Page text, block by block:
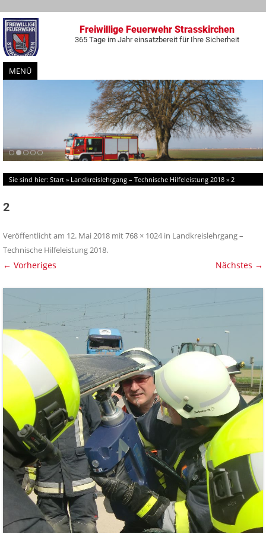
Freiwillige Feuerwehr Strasskirchen
365 Tage im Jahr einsatzbereit für Ihre Sicherheit
MENÜ
Zum
Inhalt
springen
Sie sind hier: Start » Landkreislehrgang – Technische Hilfeleistung 2018 » 2
2
Veröffentlicht am 12. Mai 2018 mit768 × 1024 in Landkreislehrgang –
Technische Hilfeleistung 2018.
← Vorheriges Nächstes →